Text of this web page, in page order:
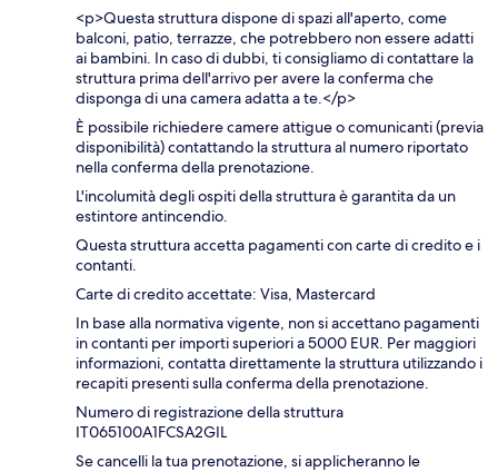
<p>Questa struttura dispone di spazi all'aperto, come
balconi, patio, terrazze, che potrebbero non essere adatti
ai bambini. In caso di dubbi, ti consigliamo di contattare la
struttura prima dell'arrivo per avere la conferma che
disponga di una camera adatta a te.</p>
È possibile richiedere camere attigue o comunicanti (previa
disponibilità) contattando la struttura al numero riportato
nella conferma della prenotazione.
L'incolumità degli ospiti della struttura è garantita da un
estintore antincendio.
Questa struttura accetta pagamenti con carte di credito e i
contanti.
Carte di credito accettate: Visa, Mastercard
In base alla normativa vigente, non si accettano pagamenti
in contanti per importi superiori a 5000 EUR. Per maggiori
informazioni, contatta direttamente la struttura utilizzando i
recapiti presenti sulla conferma della prenotazione.
Numero di registrazione della struttura
IT065100A1FCSA2GIL
Se cancelli la tua prenotazione, si applicheranno le